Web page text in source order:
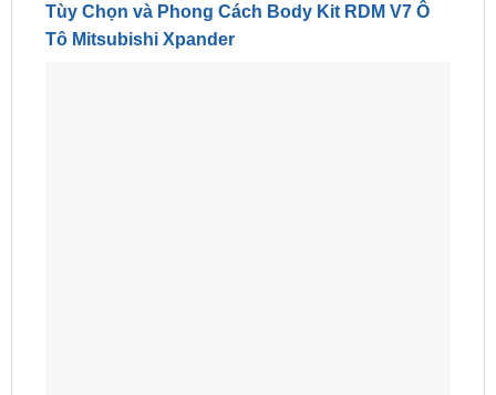
Tùy Chọn và Phong Cách Body Kit RDM V7 Ô
Tô Mitsubishi Xpander